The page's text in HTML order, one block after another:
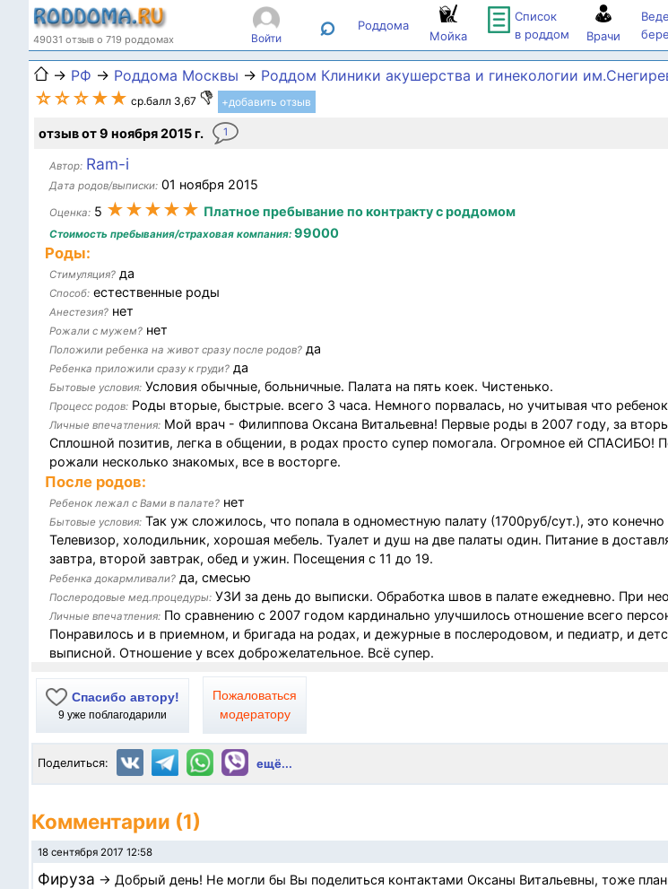
49031 отзыв о 719 роддомах Войти ⌕ Роддома
Мойка
Список
в роддом
Врачи
→ РФ → Роддома Москвы → Роддом Клиники акушерства и гинекологии
☆☆☆★★ ср.балл 3,67 +добавить отзыв
отзыв от 9 ноября 2015 г. 1
Автор: Ram-i
Дата родов/выписки: 01 ноября 2015
Оценка: 5 ★★★★★ Платное пребывание по контракту с роддомом
Стоимость пребывания/страховая компания: 99000
Роды:
Стимуляция? да
Способ: естественные роды
Анестезия? нет
Рожали с мужем? нет
Положили ребенка на живот сразу после родов? да
Ребенка приложили сразу к груди? да
Бытовые условия: Условия обычные, больничные. Палата на пять коек. Чистенько.
Процесс родов: Роды вторые, быстрые. всего 3 часа. Немного порвалась, но учитывая что
Личные впечатления: Мой врач - Филиппова Оксана Витальевна! Первые роды в 2007 году, за
Сплошной позитив, легка в общении, в родах просто супер помогала. Огромное ей СПАСИБО!
рожали несколько знакомых, все в восторге.
После родов:
Ребенок лежал с Вами в палате? нет
Бытовые условия: Так уж сложилось, что попала в одноместную палату (1700руб/сут.), это конечно
Телевизор, холодильник, хорошая мебель. Туалет и душ на две палаты один. Питание в
завтра, второй завтрак, обед и ужин. Посещения с 11 до 19.
Ребенка докармливали? да, смесью
Послеродовые мед.процедуры: УЗИ за день до выписки. Обработка швов в палате ежедневно. При
Личные впечатления: По сравнению с 2007 годом кардинально улучшилось отношение всего
Понравилось и в приемном, и бригада на родах, и дежурные в послеродовом, и педиатр, и
выписной. Отношение у всех доброжелательное. Всё супер.
Спасибо автору!
9 уже поблагодарили
Пожаловаться
модератору
Поделиться: ещё...
Комментарии (1)
18 сентября 2017 12:58
Фируза → Добрый день! Не могли бы Вы поделиться контактами Оксаны Витальевны, тоже